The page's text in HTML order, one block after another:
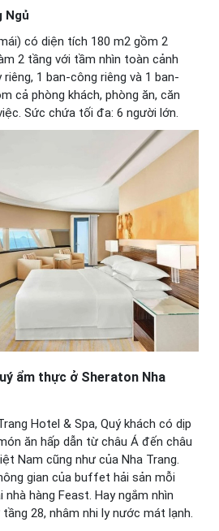
Ngủ
có diện tích 180 m2 gồm 2
2 tầng với tầm nhìn toàn cảnh
1 ban-công riêng và 1 ban-
cả phòng khách, phòng ăn, căn
Sức chứa tối đa: 6 người lớn.
ẩm thực ở Sheraton Nha
Hotel & Spa, Quý khách có dịp
ăn hấp dẫn từ châu Á đến châu
Nam cũng như của Nha Trang.
gian của buffet hải sản mỗi
hàng Feast. Hay ngắm nhìn
28, nhâm nhi ly nước mát lạnh.